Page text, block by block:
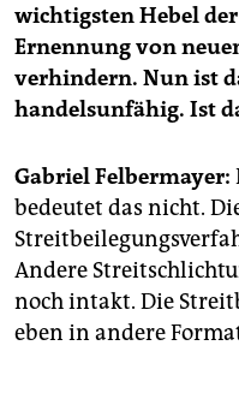
epaper login
wichtigsten Hebel
Ernennung von
verhindern. Nun ist
handelsunfähig. Ist
Gabriel Felbermayer:
bedeutet das nicht.
Andere
noch intakt. Die
eben in andere